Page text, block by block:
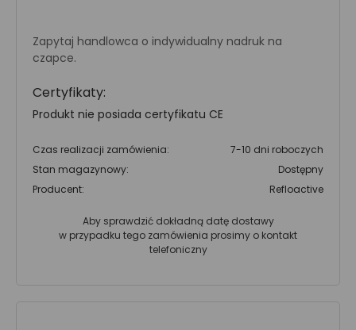
Zapytaj handlowca o indywidualny nadruk na
czapce.
Certyfikaty:
Produkt nie posiada certyfikatu CE
Czas realizacji zamówienia:
7-10 dni roboczych
Stan magazynowy:
Dostępny
Producent:
Refloactive
Aby sprawdzić dokładną datę dostawy
w przypadku tego zamówienia prosimy o kontakt
telefoniczny